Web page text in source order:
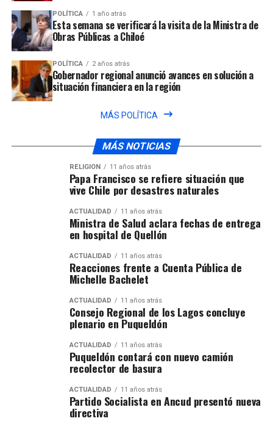
POLÍTICA 1 año atrás
Esta semana se verificará la visita de la Ministra de
Obras Públicas a Chiloé
POLÍTICA 2 años atrás
Gobernador regional anunció avances en solución a
situación financiera en la región
MÁS POLÍTICA
MÁS NOTICIAS
RELIGIÓN 11 años atrás
Papa Francisco se refiere situación que
vive Chile por desastres naturales
ACTUALIDAD 11 años atrás
Ministra de Salud aclara fechas de entrega
en hospital de Quellón
ACTUALIDAD 11 años atrás
Reacciones frente a Cuenta Pública de
Michelle Bachelet
ACTUALIDAD 11 años atrás
Consejo Regional de los Lagos concluye
plenario en Puqueldón
ACTUALIDAD 11 años atrás
Puqueldón contará con nuevo camión
recolector de basura
ACTUALIDAD 11 años atrás
Partido Socialista en Ancud presentó nueva
directiva